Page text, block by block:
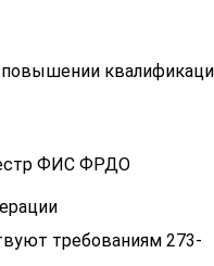
ФИС ФРДО
требованиям 273-